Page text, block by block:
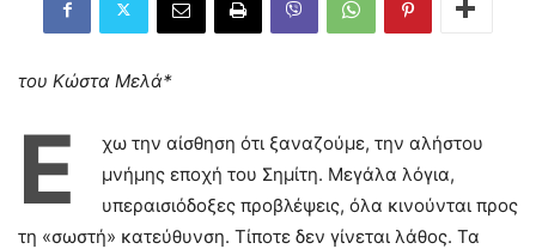
του Κώστα Μελά*
Έ
χω την αίσθηση ότι ξαναζούμε, την αλήστου
μνήμης εποχή του Σημίτη. Μεγάλα λόγια,
υπεραισιόδοξες προβλέψεις, όλα κινούνται προς
τη «σωστή» κατεύθυνση. Τίποτε δεν γίνεται λάθος. Τα